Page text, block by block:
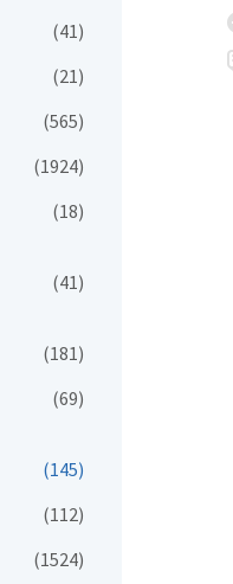
(41)
(21)
(565)
(1924)
(18)
(41)
(181)
(69)
(145)
(112)
(1524)